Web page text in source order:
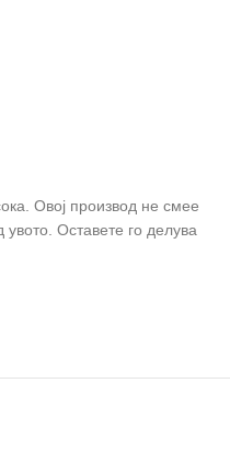
Овој производ не смее
Оставете го делува